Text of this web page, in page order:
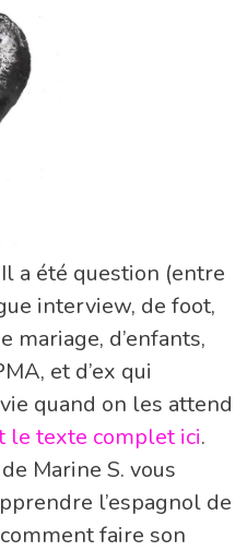
Il a été question (entre
interview, de foot,
mariage, d’enfants,
et d’ex qui
quand on les attend
le texte complet ici.
Marine S. vous
l’espagnol de
faire son